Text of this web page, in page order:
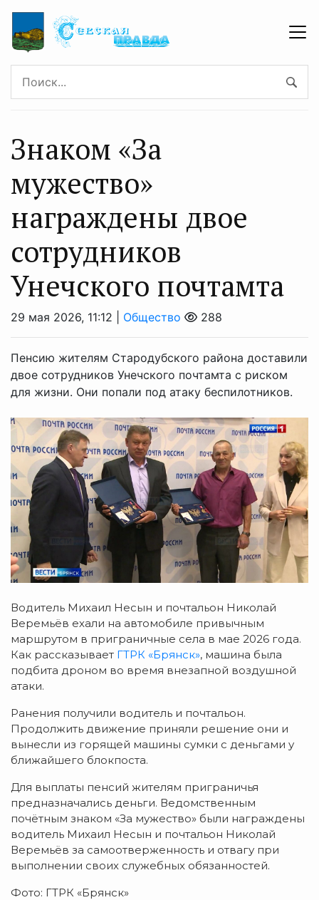
Знаком «За
мужество»
награждены двое
сотрудников
Унечского почтамта
29 мая 2026, 11:12 | Общество 288
Пенсию жителям Стародубского района доставили
двое сотрудников Унечского почтамта с риском
для жизни. Они попали под атаку беспилотников.
Водитель Михаил Несын и почтальон Николай
Веремьёв ехали на автомобиле привычным
маршрутом в приграничные села в мае 2026 года.
Как рассказывает ГТРК «Брянск», машина была
подбита дроном во время внезапной воздушной
атаки.
Ранения получили водитель и почтальон.
Продолжить движение приняли решение они и
вынесли из горящей машины сумки с деньгами у
ближайшего блокпоста.
Для выплаты пенсий жителям приграничья
предназначались деньги. Ведомственным
почётным знаком «За мужество» были награждены
водитель Михаил Несын и почтальон Николай
Веремьёв за самоотверженность и отвагу при
выполнении своих служебных обязанностей.
Фото: ГТРК «Брянск»